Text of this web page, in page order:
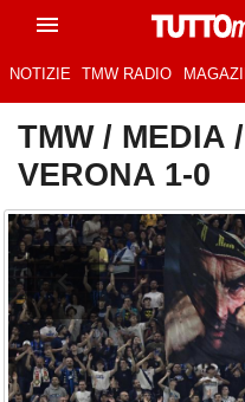
NOTIZIE TMW RADIO
TMW/ MEDIA /
VERONA 1-0